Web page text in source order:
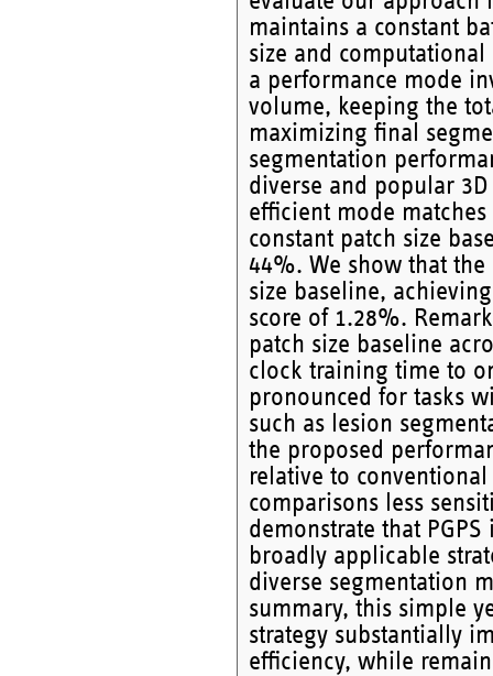
maintains a constant
size and computational
a performance mode
volume, keeping the
maximizing final
segmentation
diverse and popular
efficient mode
constant patch size
44%. We show that
size baseline,
score of 1.28%.
patch size baseline
clock training time to
pronounced for tasks
such as lesion
the proposed
relative to
comparisons less
demonstrate that
broadly applicable
diverse segmentation
summary, this simple
strategy substantially
efficiency, while